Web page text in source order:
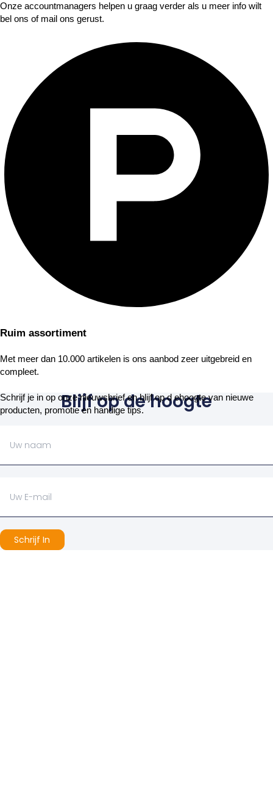
Onze accountmanagers helpen u graag verder als u meer info wilt
bel ons of mail ons gerust.
Ruim assortiment
Met meer dan 10.000 artikelen is ons aanbod zeer uitgebreid en
compleet.
Blijf op de hoogte
Schrijf je in op onze nieuwsbrief en blijf op d ehoogte van nieuwe
producten, promotie en handige tips.
Schrijf In